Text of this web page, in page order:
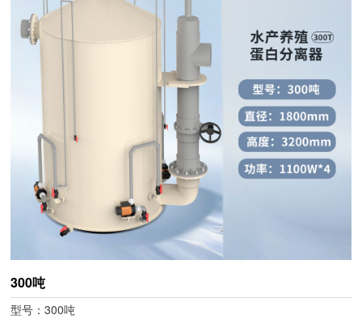
300吨
型号：300吨